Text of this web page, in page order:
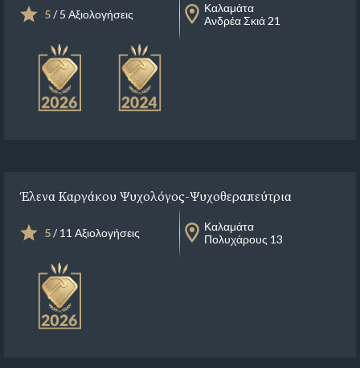
5/ 5 Αξιολογήσεις
Καλαμάτα
Ανδρέα Σκιά 21
Έλενα Καργάκου Ψυχολόγος-Ψυχοθεραπεύτρια
5/ 11 Αξιολογήσεις
Καλαμάτα
Πολυχάρους 13